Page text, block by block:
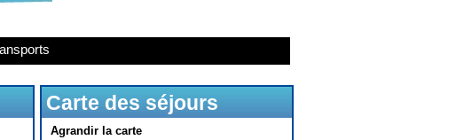
Carte des séjours
Agrandir la carte